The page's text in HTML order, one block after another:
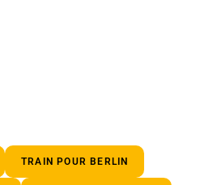
TRAIN POUR BERLIN